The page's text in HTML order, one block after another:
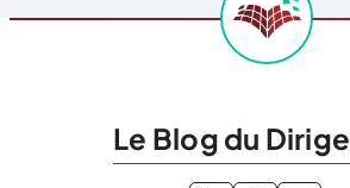
Le Blog du